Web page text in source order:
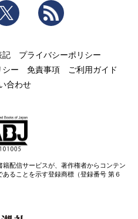
Twitter
記
プライバシーポリシー
シー 免責事項
ご利用ガイド
合わせ
配信サービスが、著作権者からコンテン
ることを示す登録商標（登録番号 第６